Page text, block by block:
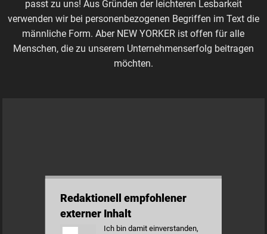
passt zu uns! Aus Gründen der leichteren Lesbarkeit
verwenden wir bei personenbezogenen Begriffen im Text die
männliche Form. Aber NEW YORKER ist offen für alle
Menschen, die zu unserem Unternehmenserfolg beitragen
möchten.
Redaktionell empfohlener
externer Inhalt
Ich bin damit einverstanden,